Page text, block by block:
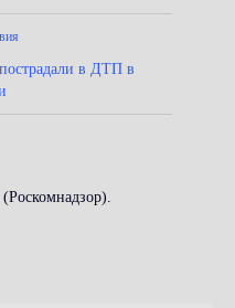
в ДТП в